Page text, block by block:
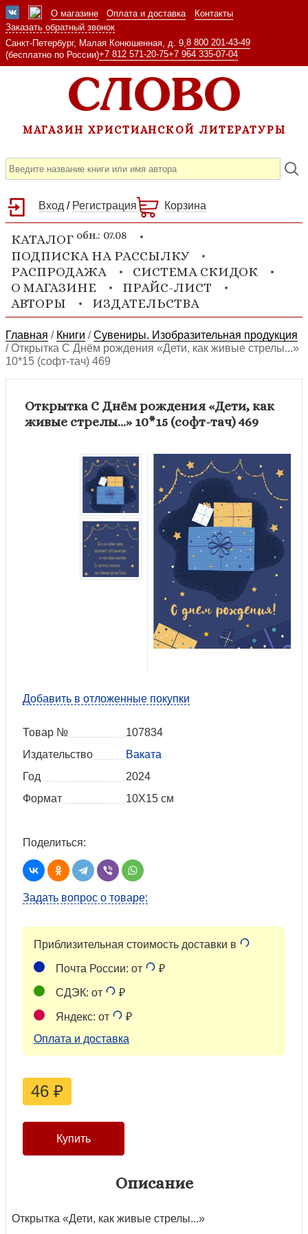
О магазине Оплата и доставка
Контакты
Заказать обратный звонок
Санкт-Петербург, Малая Конюшенная, д. 9, 8 800 201-43-49
(бесплатно по России)+7 812 571-20-75+7 964 335-07-04
МАГАЗИН ХРИСТИАНСКОЙ ЛИТЕРАТУРЫ
Вход / Регистрация Корзина
КАТАЛОГ обн.: 07.08
ПОДПИСКА НА РАССЫЛКУ
РАСПРОДАЖА
СИСТЕМА СКИДОК
О МАГАЗИНЕ
ПРАЙС-ЛИСТ
АВТОРЫ
ИЗДАТЕЛЬСТВА
Главная / Книги /Сувениры. Изобразительная продукция
/Открытка С Днём рождения «Дети, как живые стрелы...»
10*15 (софт-тач) 469
Открытка С Днём рождения «Дети, как
живые стрелы...» 10*15 (софт-тач) 469
Добавить в отложенные покупки
Товар №
107834
Издательство
Ваката
Год
2024
Формат
10Х15 см
Поделиться:
Задать вопрос о товаре:
Приблизительная стоимость доставки в
Почта России: от ₽
СДЭК: от ₽
Яндекс: от
₽
Оплата и доставка
46 ₽
Описание
Открытка «Дети, как живые стрелы...»